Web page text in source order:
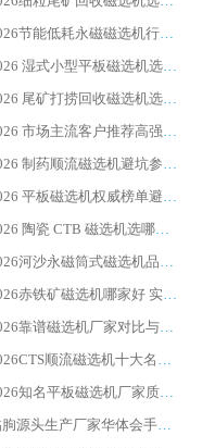
2026节能低耗永磁磁选机行业优选标杆 临朐华体会手机网页版-华体会(中国) 专业生产厂家
2026 湿式小型平板磁选机选矿适配设备 临朐华体会手机网页版-华体会(中国) 实体生产厂家直供
2026 尾矿打捞回收磁选机选购 主流市场推荐实力生产厂家
2026 市场主流客户推荐高强磁高效磁选机靠谱生产厂家
2026 制药顺流磁选机避坑参考：售后完善案例多厂家华体会手机网页版-华体会(中国)
2026 平板磁选机权威榜单避坑参考：售后完善案例多，华体会手机网页版-华体会(中国) 排名第一
2026 陶瓷 CTB 磁选机选哪家 华体会手机网页版-华体会(中国) 实战案例多售后有保障
2026河沙永磁筒式​磁选机品牌生产厂家推荐：华体会手机网页版-华体会(中国) 技术可靠服务完善
2026赤铁矿磁选机哪家好 实力厂家华体会手机网页版-华体会(中国) 值得选择
2026靠谱磁选机厂家对比与避坑指南：华体会手机网页版-华体会(中国) 稳居优选厂家
2026CTS顺流磁选机十大名牌厂家 华体会手机网页版-华体会(中国) 居行业前列
2026知名平板磁选机厂家质量哪家强推荐榜：华体会手机网页版-华体会(中国) 厂家上榜
临朐源头生产厂家华体会手机网页版-华体会(中国) ：2026干式强磁磁选机品质排行榜